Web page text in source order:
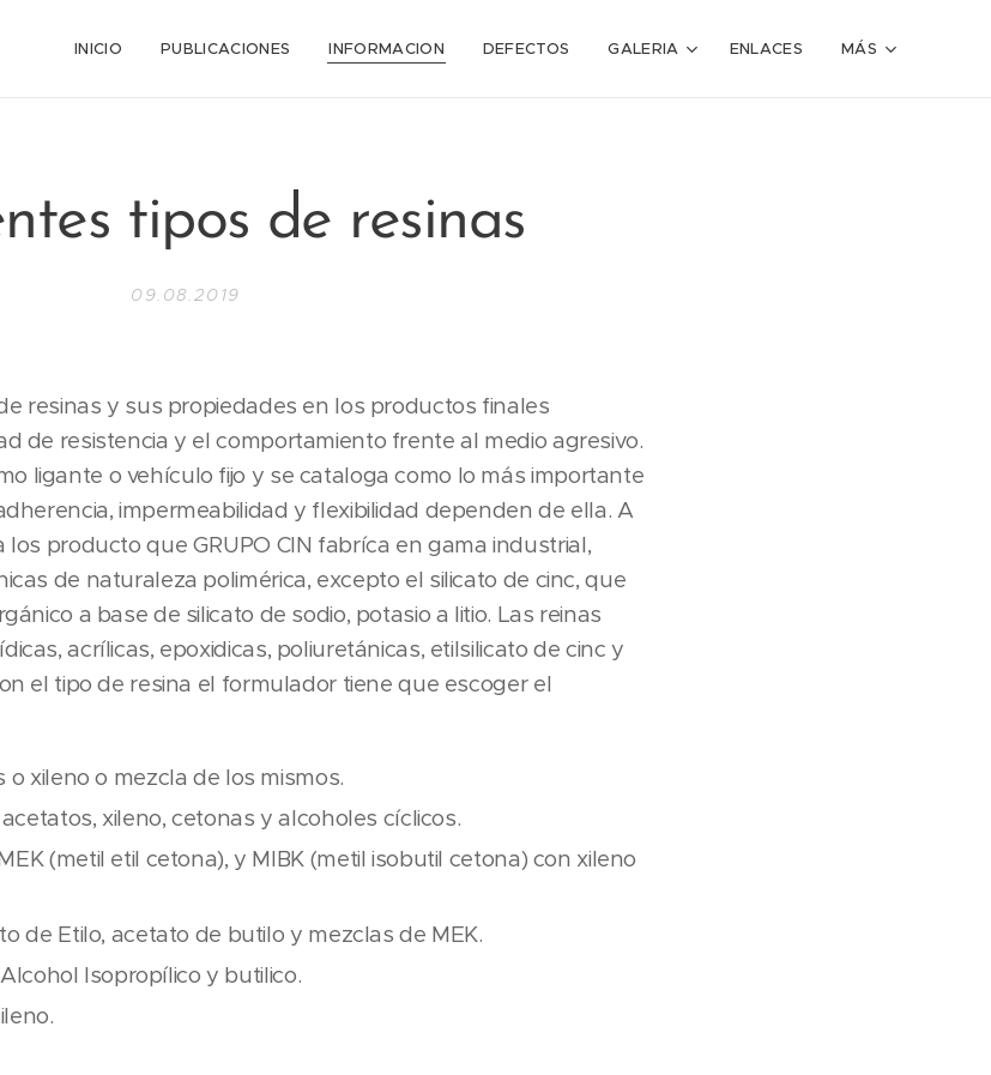
INICIO PUBLICACIONES INFORMACION DEFECTOS GALERIA ENLACES MÁS
tipos de resinas
09.08.2019
resinas y sus propiedades en los productos finales
de resistencia y el comportamiento frente al medio agresivo.
ligante o vehículo fijo y se cataloga como lo más importante
impermeabilidad y flexibilidad dependen de ella. A
producto que GRUPO CIN fabríca en gama industrial,
de naturaleza polimérica, excepto el silicato de cinc, que
a base de silicato de sodio, potasio a litio. Las reinas
acrílicas, epoxidicas, poliuretánicas, etilsilicato de cinc y
el tipo de resina el formulador tiene que escoger el
o xileno o mezcla de los mismos.
xileno, cetonas y alcoholes cíclicos.
(metil etil cetona), y MIBK (metil isobutil cetona) con xileno
de Etilo, acetato de butilo y mezclas de MEK.
Alcohol Isopropílico y butilico.